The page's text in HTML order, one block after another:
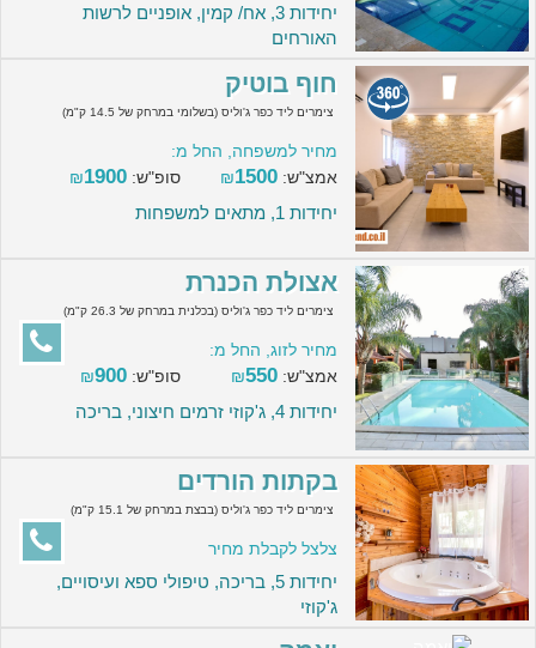
יחידות 3, אח/ קמין, אופניים לרשות
האורחים
חוף בוטיק
צימרים ליד כפר ג'וליס (בשלומי במרחק של 14.5 ק"מ)
מחיר למשפחה, החל מ:
אמצ"ש:
₪1500 סופ"ש: ₪1900
יחידות 1, מתאים למשפחות
אצולת הכנרת
צימרים ליד כפר ג'וליס (בכלנית במרחק של 26.3 ק"מ)
מחיר לזוג, החל מ:
אמצ"ש:
₪550 סופ"ש: ₪900
יחידות 4, ג'קוזי זרמים חיצוני, בריכה
בקתות הורדים
צימרים ליד כפר ג'וליס (בבצת במרחק של 15.1 ק"מ)
צלצל לקבלת מחיר
יחידות 5, בריכה, טיפולי ספא ועיסויים,
ג'קוזי